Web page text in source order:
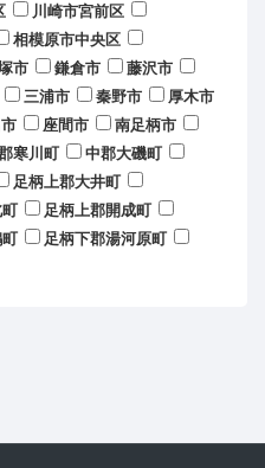
川崎市宮前区
相模原市中央区
市 鎌倉市
藤沢市
三浦市 秦野市
厚木市
座間市
南足柄市
寒川町
中郡大磯町
足柄上郡大井町
足柄上郡開成町
足柄下郡湯河原町